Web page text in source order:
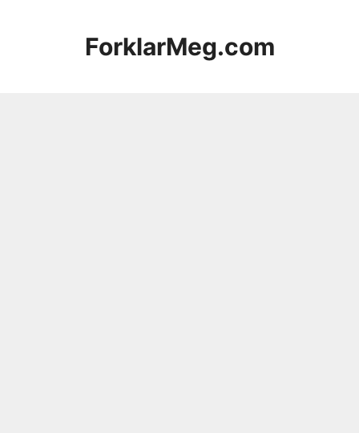
ForklarMeg.com